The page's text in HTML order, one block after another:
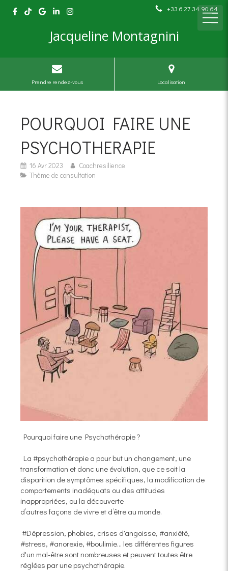
+33 6 27 34 90 64
Jacqueline Montagnini
Prendre rendez-vous Localisation
POURQUOI FAIRE UNE
PSYCHOTHERAPIE
16 Avr 2023
Coachresilience
Thème de consultation
Pourquoi faire une Psychothérapie ?
La #psychothérapie a pour but un changement, une
transformation et donc une évolution, que ce soit la
disparition de symptômes spécifiques, la modification de
comportements inadéquats ou des attitudes
inappropriées, ou la découverte
d’autres façons de vivre et d’être au monde.
#Dépression, phobies, crises d'angoisse, #anxiété,
#stress, #anorexie, #boulimie... les différentes figures
d'un mal-être sont nombreuses et peuvent toutes être
réglées par une psychothérapie.